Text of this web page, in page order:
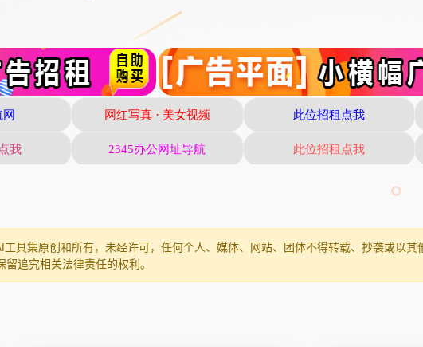
具集原创和所有，未经许可，任何个人、媒体、网站、团体不得转载、抄袭或以其
追究相关法律责任的权利。